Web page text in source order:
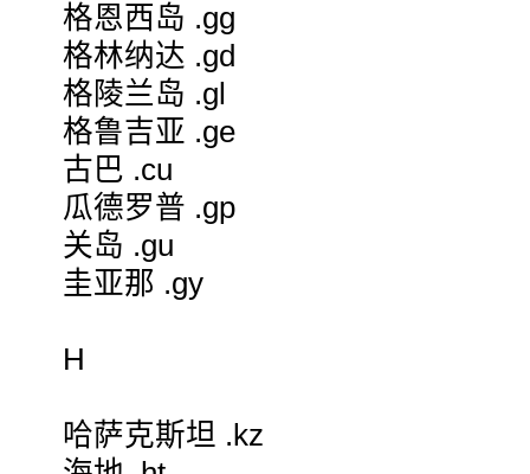
格恩西岛 .gg
格林纳达 .gd
格陵兰岛 .gl
格鲁吉亚 .ge
古巴 .cu
瓜德罗普 .gp
关岛 .gu
圭亚那 .gy
H
哈萨克斯坦 .kz